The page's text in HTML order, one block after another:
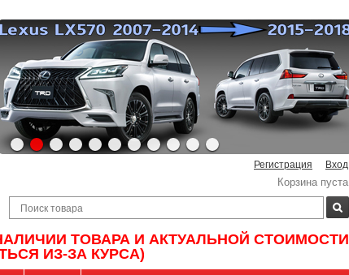
Регистрация Вход
Корзина пуста
ТОВАРА И АКТУАЛЬНОЙ СТОИМОСТИ
ИЗ-ЗА КУРСА)